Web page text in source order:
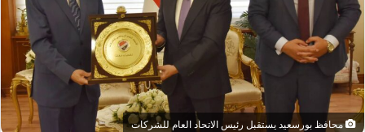
محافظ بورسعيد يستقبل رئيس الاتحاد العام للشركات